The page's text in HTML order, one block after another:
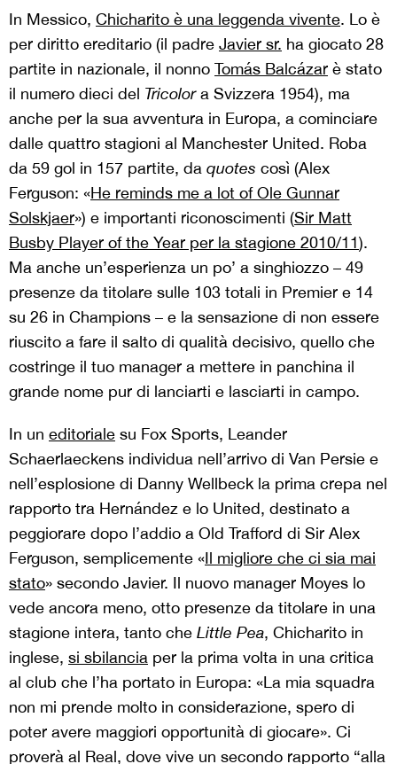
In Messico, Chicharito è una leggenda vivente. Lo è
per diritto ereditario (il padre Javier sr. ha giocato 28
partite in nazionale, il nonno Tomás Balcázar è stato
il numero dieci del Tricolora Svizzera 1954), ma
anche per la sua avventura in Europa, a cominciare
dalle quattro stagioni al Manchester United. Roba
da 59 gol in 157 partite, da quotes così (Alex
Ferguson: «He reminds me a lot of Ole Gunnar
Solskjaer») e importanti riconoscimenti (Sir Matt
Busby Player of the Year per la stagione 2010/11).
Ma anche un’esperienza un po’ a singhiozzo – 49
presenze da titolare sulle 103 totali in Premier e 14
su 26 in Champions – e la sensazione di non essere
riuscito a fare il salto di qualità decisivo, quello che
costringe il tuo manager a mettere in panchina il
grande nome pur di lanciarti e lasciarti in campo.
In un editoriale su Fox Sports, Leander
Schaerlaeckens individua nell’arrivo di Van Persie e
nell’esplosione di Danny Wellbeck la prima crepa nel
rapporto tra Hernández e lo United, destinato a
peggiorare dopo l’addio a Old Trafford di Sir Alex
Ferguson, semplicemente «Il migliore che ci sia mai
stato» secondo Javier. Il nuovo manager Moyes lo
vede ancora meno, otto presenze da titolare in una
stagione intera, tanto che Little Pea, Chicharito in
inglese, si sbilancia per la prima volta in una critica
al club che l’ha portato in Europa: «La mia squadra
non mi prende molto in considerazione, spero di
poter avere maggiori opportunità di giocare». Ci
proverà al Real, dove vive un secondo rapporto “alla